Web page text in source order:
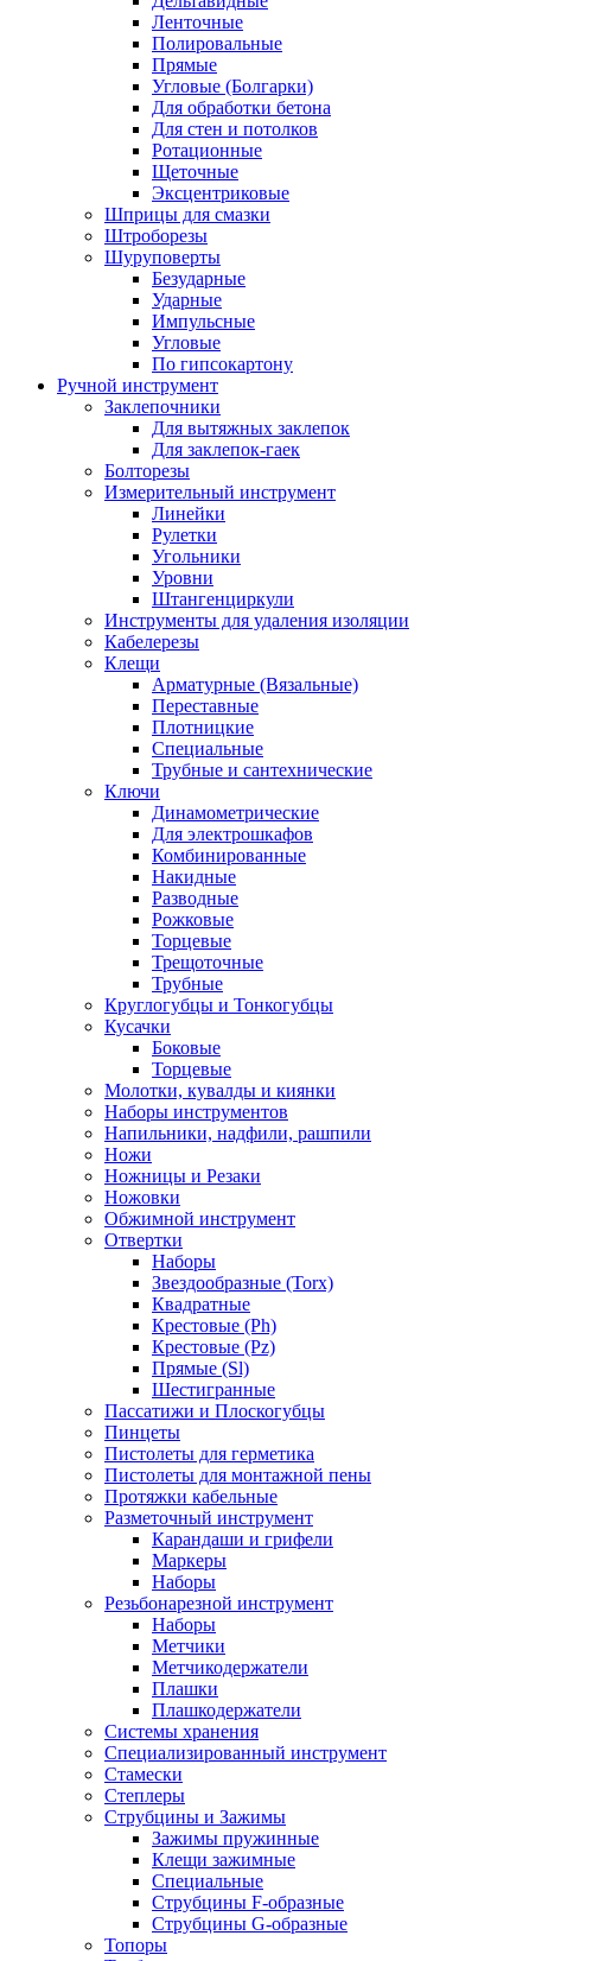
Ленточные
Полировальные
Прямые
Угловые (Болгарки)
Для обработки бетона
Для стен и потолков
Ротационные
Щеточные
Эксцентриковые
Шприцы для смазки
Штроборезы
Шуруповерты
Безударные
Ударные
Импульсные
Угловые
По гипсокартону
Ручной инструмент
Заклепочники
Для вытяжных заклепок
Для заклепок-гаек
Болторезы
Измерительный инструмент
Линейки
Рулетки
Угольники
Уровни
Штангенциркули
Инструменты для удаления изоляции
Кабелерезы
Клещи
Арматурные (Вязальные)
Переставные
Плотницкие
Специальные
Трубные и сантехнические
Ключи
Динамометрические
Для электрошкафов
Комбинированные
Накидные
Разводные
Рожковые
Торцевые
Трещоточные
Трубные
Круглогубцы и Тонкогубцы
Кусачки
Боковые
Торцевые
Молотки, кувалды и киянки
Наборы инструментов
Напильники, надфили, рашпили
Ножи
Ножницы и Резаки
Ножовки
Обжимной инструмент
Отвертки
Наборы
Звездообразные (Torx)
Квадратные
Крестовые (Ph)
Крестовые (Pz)
Прямые (Sl)
Шестигранные
Пассатижи и Плоскогубцы
Пинцеты
Пистолеты для герметика
Пистолеты для монтажной пены
Протяжки кабельные
Разметочный инструмент
Карандаши и грифели
Маркеры
Наборы
Резьбонарезной инструмент
Наборы
Метчики
Метчикодержатели
Плашки
Плашкодержатели
Системы хранения
Специализированный инструмент
Стамески
Степлеры
Струбцины и Зажимы
Зажимы пружинные
Клещи зажимные
Специальные
Струбцины F-образные
Струбцины G-образные
Топоры